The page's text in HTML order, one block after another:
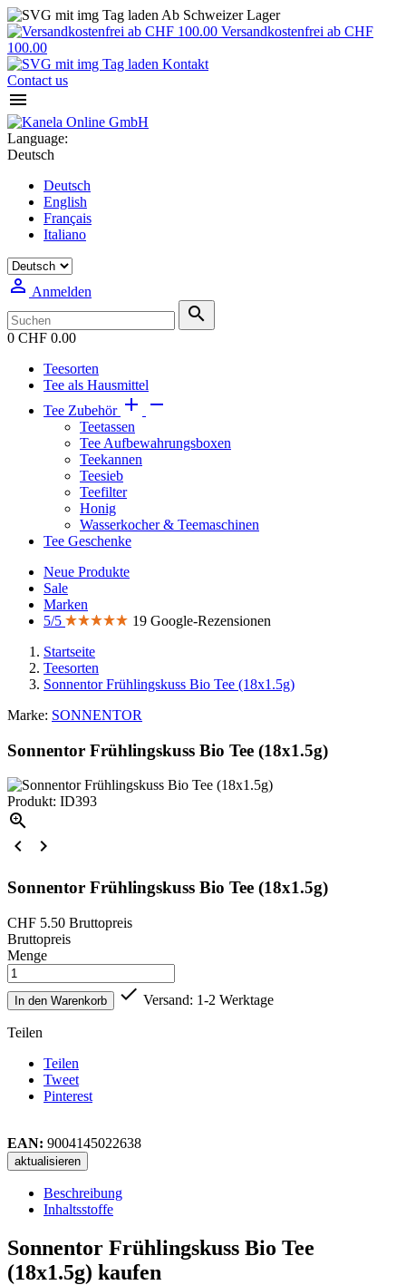
Ab Schweizer Lager
Versandkostenfrei ab CHF
100.00
Kontakt
Contact us

Language:
Deutsch
Deutsch
English
Français
Italiano
 Anmelden

0 CHF 0.00
Teesorten
Tee als Hausmittel
Tee Zubehör  
Teetassen
Tee Aufbewahrungsboxen
Teekannen
Teesieb
Teefilter
Honig
Wasserkocher & Teemaschinen
Tee Geschenke
Neue Produkte
Sale
Marken
5/5
19 Google-Rezensionen
Startseite
Teesorten
Sonnentor Frühlingskuss Bio Tee (18x1.5g)
Marke: SONNENTOR
Sonnentor Frühlingskuss Bio Tee (18x1.5g)
Produkt: ID393



Sonnentor Frühlingskuss Bio Tee (18x1.5g)
CHF 5.50 Bruttopreis
Bruttopreis
Menge
In den Warenkorb  Versand: 1-2 Werktage
Teilen
Teilen
Tweet
Pinterest
EAN: 9004145022638
Beschreibung
Inhaltsstoffe
Sonnentor Frühlingskuss Bio Tee
(18x1.5g) kaufen